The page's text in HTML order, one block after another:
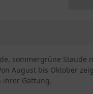
sommergrüne
August bis Oktober
ihrer Gattung.